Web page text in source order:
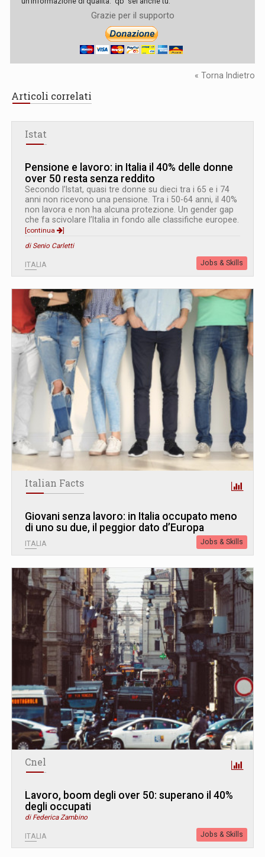
Grazie per il supporto
« Torna Indietro
Articoli correlati
Istat
Pensione e lavoro: in Italia il 40% delle donne
over 50 resta senza reddito
Secondo l’Istat, quasi tre donne su dieci tra i 65 e i 74
anni non ricevono una pensione. Tra i 50-64 anni, il 40%
non lavora e non ha alcuna protezione. Un gender gap
che fa scivolare l’Italia in fondo alle classifiche europee.
[continua
]
di Senio Carletti
ITALIA Jobs & Skills
Italian Facts
Giovani senza lavoro: in Italia occupato meno
di uno su due, il peggior dato d’Europa
ITALIA Jobs & Skills
Cnel
Lavoro, boom degli over 50: superano il 40%
degli occupati
di Federica Zambino
ITALIA Jobs & Skills